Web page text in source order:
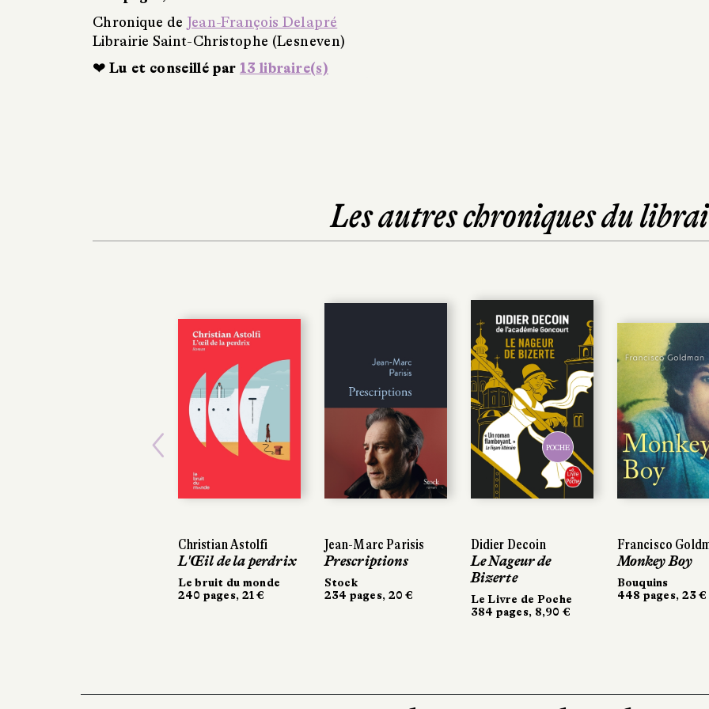
Chronique de Jean-François Delapré
Librairie Saint-Christophe (Lesneven)
❤ Lu et conseillé par 13 libraire(s)
Les autres chroniques du
Christian Astolfi
L'Œil de la perdrix
Le bruit du monde
240 pages, 21 €
Jean-Marc Parisis
Prescriptions
Stock
234 pages, 20 €
POCHE
Didier Decoin
Le Nageur de
Bizerte
Le Livre de Poche
384 pages, 8,90 €
Francisco
Monkey Boy
Bouquins
448 pages, 23 €
Previous